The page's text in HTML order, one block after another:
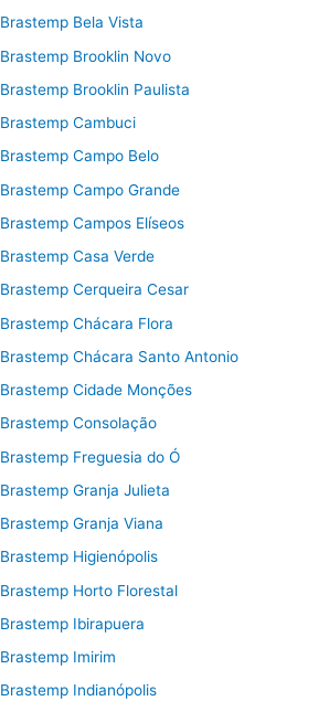
Bela Vista
Brooklin Novo
Brooklin Paulista
Cambuci
Campo Belo
Campo Grande
Campos Elíseos
Casa Verde
Cerqueira Cesar
Chácara Flora
Chácara Santo Antonio
Cidade Monções
Consolação
Freguesia do Ó
Granja Julieta
Granja Viana
Higienópolis
Horto Florestal
Ibirapuera
Imirim
Indianópolis